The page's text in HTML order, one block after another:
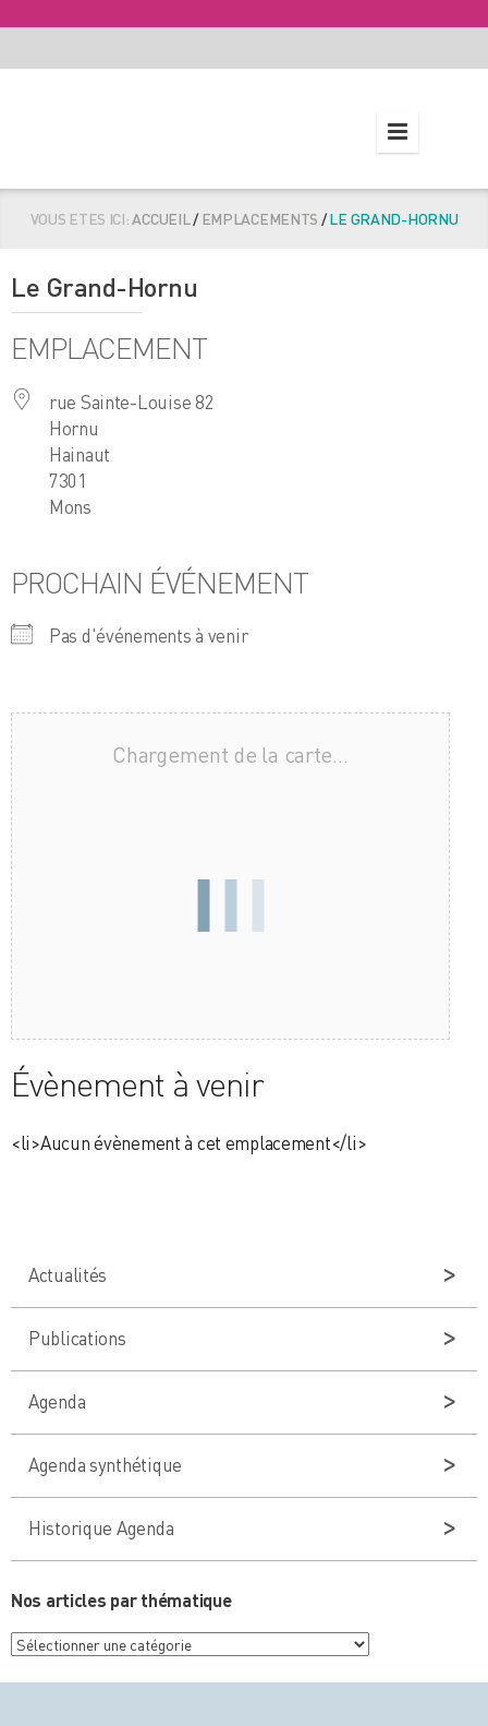
VOUS ETES ICI:ACCUEIL/EMPLACEMENTS /LE GRAND-HORNU
Le Grand-Hornu
EMPLACEMENT
rue Sainte-Louise 82
Hornu
Hainaut
7301
Mons
PROCHAIN ÉVÉNEMENT
Pas d'événements à venir
Chargement de la carte…
Évènement à venir
<li>Aucun évènement à cet emplacement</li>
Actualités
Publications
Agenda
Agenda synthétique
Historique Agenda
Nos articles par thématique
Nos
articles